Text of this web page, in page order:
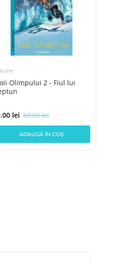
Olimpului 2 - Fiul lui
lei 60.00 lei
ADAUGĂ ÎN COȘ